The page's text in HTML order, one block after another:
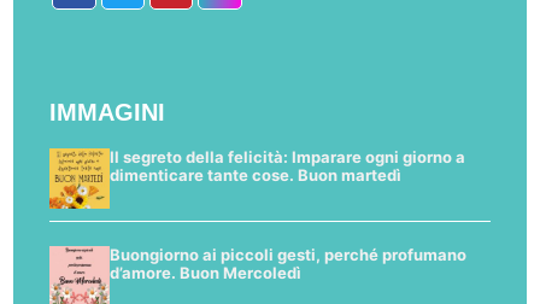
IMMAGINI
Il segreto della felicità: Imparare ogni giorno a
dimenticare tante cose. Buon martedì
Buongiorno ai piccoli gesti, perché profumano
d’amore. Buon Mercoledì